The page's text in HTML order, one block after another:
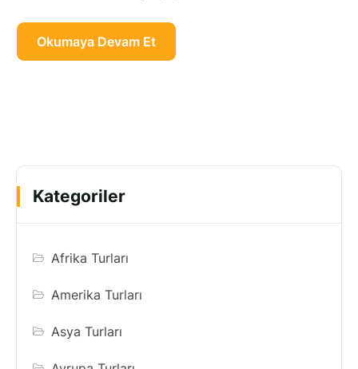
Okumaya Devam Et
Kategoriler
Afrika Turları
Amerika Turları
Asya Turları